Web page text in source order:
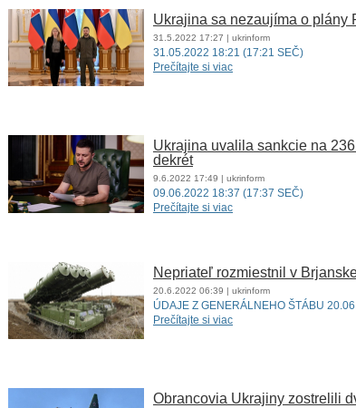
Ukrajina sa nezaujíma o plány
31.5.2022 17:27 | ukrinform
31.05.2022 18:21 (17:21 SEČ)
Prečítajte si viac
Ukrajina uvalila sankcie na
dekrét
9.6.2022 17:49 | ukrinform
09.06.2022 18:37 (17:37 SEČ)
Prečítajte si viac
Nepriateľ rozmiestnil v
20.6.2022 06:39 | ukrinform
ÚDAJE Z GENERÁLNEHO ŠTÁBU
Prečítajte si viac
Obrancovia Ukrajiny zostrelili